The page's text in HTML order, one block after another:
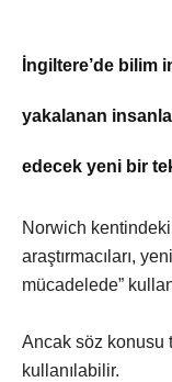
İngiltere’de bilim
yakalanan
edecek yeni bir
Norwich
araştırmacıları,
mücadelede”
Ancak söz konusu
kullanılabilir.